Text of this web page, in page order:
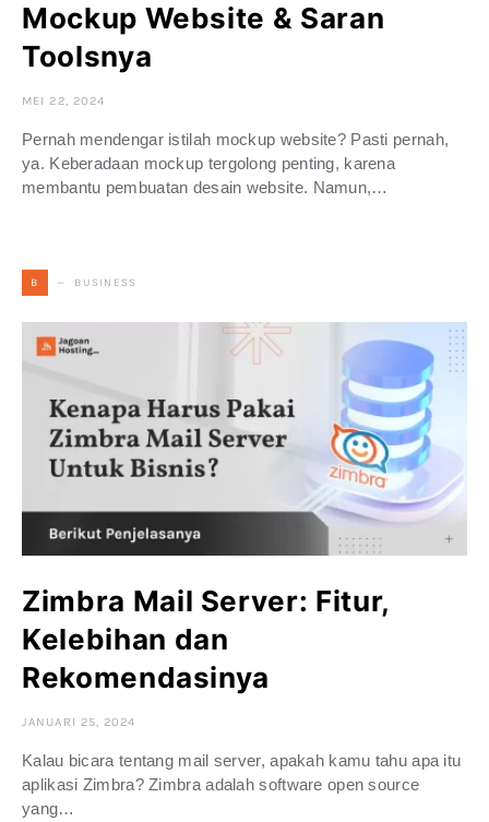
Mockup Website & Saran
Toolsnya
MEI 22, 2024
Pernah mendengar istilah mockup website? Pasti pernah,
ya. Keberadaan mockup tergolong penting, karena
membantu pembuatan desain website. Namun,…
B BUSINESS
Zimbra Mail Server: Fitur,
Kelebihan dan
Rekomendasinya
JANUARI 25, 2024
Kalau bicara tentang mail server, apakah kamu tahu apa itu
aplikasi Zimbra? Zimbra adalah software open source
yang…